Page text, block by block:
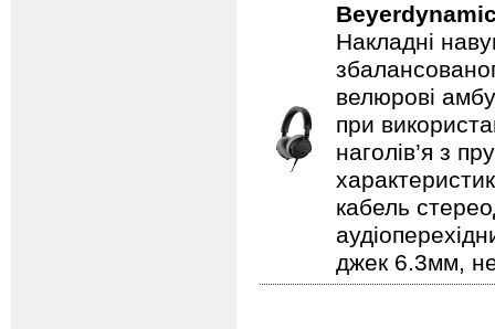
Накладні
велюрові
при
наголів’я з
кабель
джек 6.3мм,